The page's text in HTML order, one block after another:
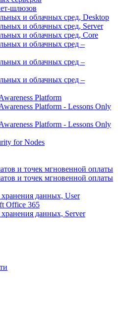
шлюзов
и облачных сред, Desktop
и облачных сред, Server
и облачных сред, Core
и облачных сред –
и облачных сред –
и облачных сред –
Platform
Platform - Lessons Only
Platform - Lessons Only
for Nodes
и точек мгновенной оплаты
и точек мгновенной оплаты
данных, User
Office 365
данных, Server